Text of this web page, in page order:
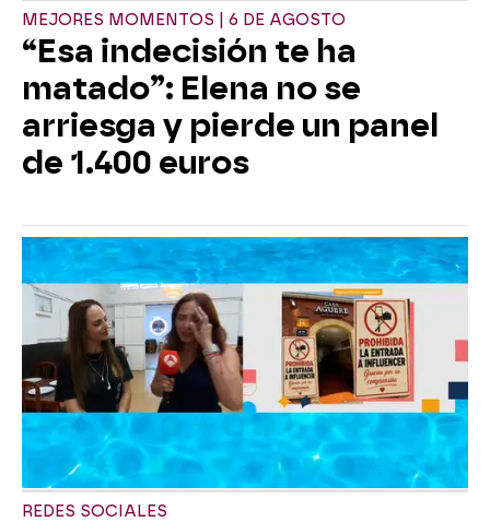
MEJORES MOMENTOS | 6 DE AGOSTO
“Esa indecisión te ha
matado”: Elena no se
arriesga y pierde un panel
de 1.400 euros
REDES SOCIALES